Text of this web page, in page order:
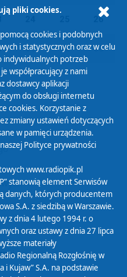
26
01 02 03
pliki cookies.
cookies i podobnych
i statystycznych oraz w celu
indywidualnych potrzeb
współpracujący z nami
dostawcy aplikacji
do obsługi internetu
cookies. Korzystanie z
zmiany ustawień dotyczących
w pamięci urządzenia.
Polityce prywatności
www.radiopik.pl
stanowią element Serwisów
danych, których producentem
S.A. z siedzibą w Warszawie.
z dnia 4 lutego 1994 r. o
oraz ustawy z dnia 27 lipca
materiały
Regionalną Rozgłośnię w
i Kujaw” S.A. na podstawie